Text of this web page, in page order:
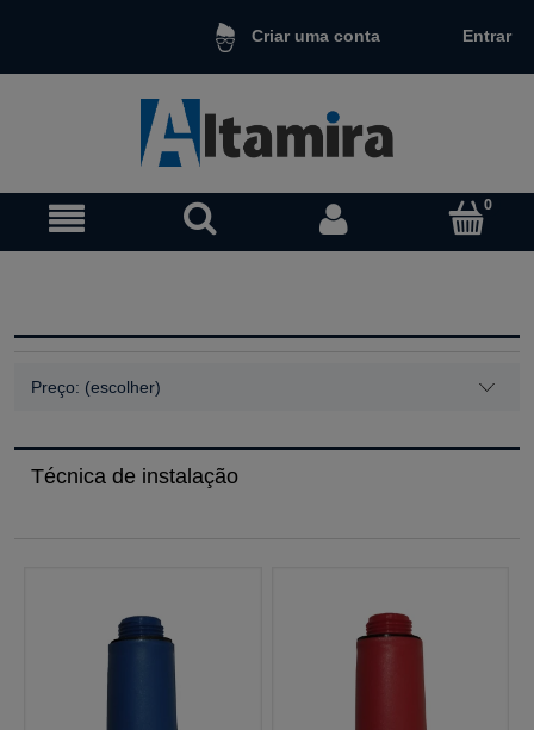
Criar uma conta Entrar
Preço: (escolher)
Técnica de instalação